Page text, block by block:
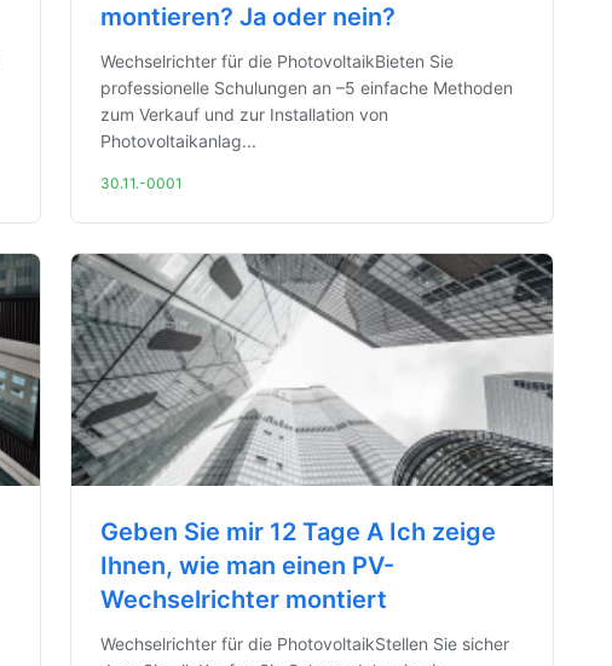
montieren? Ja oder nein?
Wechselrichter für die PhotovoltaikBieten Sie
professionelle Schulungen an –5 einfache Methoden
zum Verkauf und zur Installation von
Photovoltaikanlag...
30.11.-0001
Geben Sie mir 12 Tage A Ich zeige
Ihnen, wie man einen PV-
Wechselrichter montiert
Wechselrichter für die PhotovoltaikStellen Sie sicher